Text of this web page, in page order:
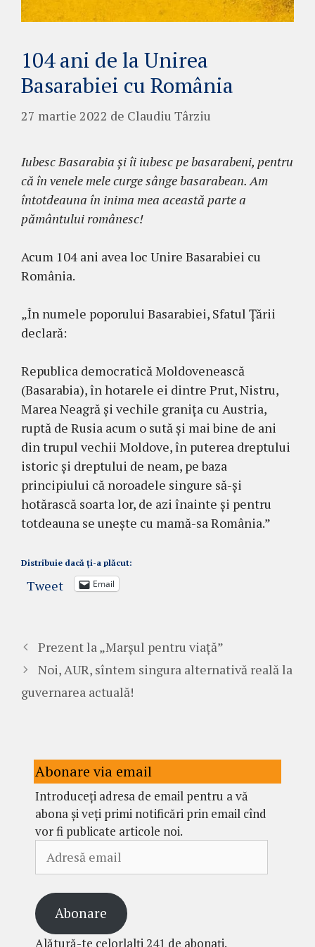
104 ani de la Unirea
Basarabiei cu România
27 martie 2022 de Claudiu Târziu
Iubesc Basarabia și îi iubesc pe basarabeni, pentru
că în venele mele curge sânge basarabean. Am
întotdeauna în inima mea această parte a
pământului românesc!
Acum 104 ani avea loc Unire Basarabiei cu
România.
„În numele poporului Basarabiei, Sfatul Țării
declară:
Republica democratică Moldovenească
(Basarabia), în hotarele ei dintre Prut, Nistru,
Marea Neagră și vechile granița cu Austria,
ruptă de Rusia acum o sută și mai bine de ani
din trupul vechii Moldove, în puterea dreptului
istoric și dreptului de neam, pe baza
principiului că noroadele singure să-și
hotărască soarta lor, de azi înainte și pentru
totdeauna se unește cu mamă-sa România.”
Distribuie dacă ți-a plăcut:
Tweet Email
Prezent la „Marșul pentru viață”
Noi, AUR, sîntem singura alternativă reală la
guvernarea actuală!
Abonare via email
Introduceți adresa de email pentru a vă
abona și veți primi notificări prin email cînd
vor fi publicate articole noi.
email
Abonare
Alătură-te celorlalți 241 de abonați.